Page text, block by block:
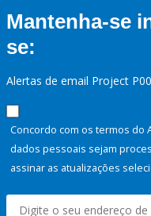
Mantenha-se
se:
Alertas de email Project
Concordo com os termos do
dados pessoais sejam
assinar as atualizações